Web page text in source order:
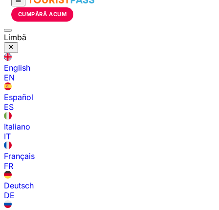
CUMPĂRĂ ACUM
Limbă
English
EN
Español
ES
Italiano
IT
Français
FR
Deutsch
DE